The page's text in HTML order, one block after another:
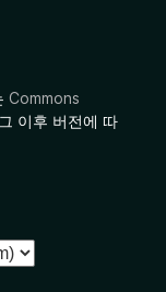
Commons
이후 버전에 따